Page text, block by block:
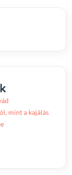
mint a kajálás